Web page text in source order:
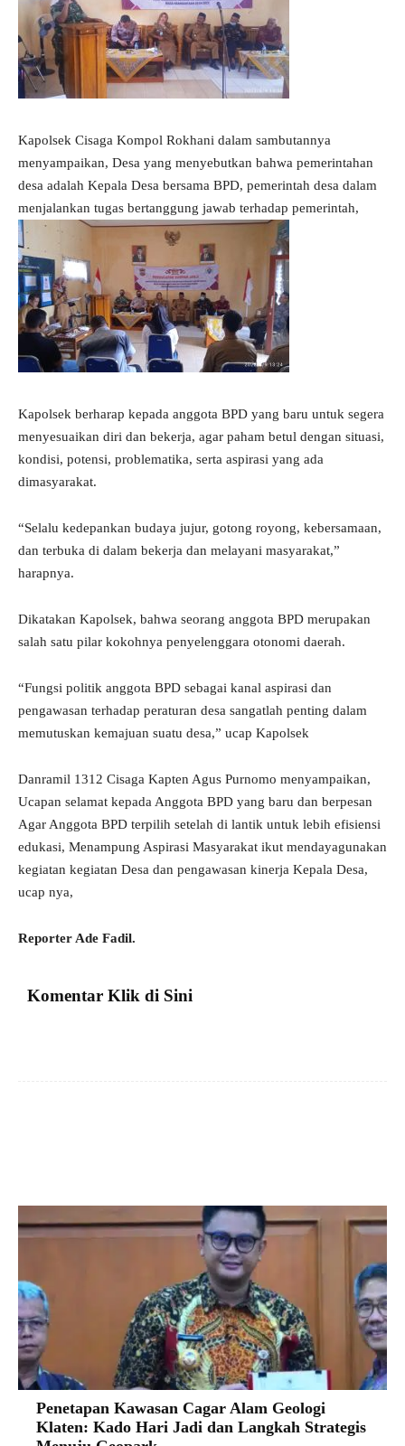
Kapolsek Cisaga Kompol Rokhani dalam sambutannya
menyampaikan, Desa yang menyebutkan bahwa pemerintahan
desa adalah Kepala Desa bersama BPD, pemerintah desa dalam
menjalankan tugas bertanggung jawab terhadap pemerintah,
Kapolsek berharap kepada anggota BPD yang baru untuk segera
menyesuaikan diri dan bekerja, agar paham betul dengan situasi,
kondisi, potensi, problematika, serta aspirasi yang ada
dimasyarakat.
“Selalu kedepankan budaya jujur, gotong royong, kebersamaan,
dan terbuka di dalam bekerja dan melayani masyarakat,”
harapnya.
Dikatakan Kapolsek, bahwa seorang anggota BPD merupakan
salah satu pilar kokohnya penyelenggara otonomi daerah.
“Fungsi politik anggota BPD sebagai kanal aspirasi dan
pengawasan terhadap peraturan desa sangatlah penting dalam
memutuskan kemajuan suatu desa,” ucap Kapolsek
Danramil 1312 Cisaga Kapten Agus Purnomo menyampaikan,
Ucapan selamat kepada Anggota BPD yang baru dan berpesan
Agar Anggota BPD terpilih setelah di lantik untuk lebih efisiensi
edukasi, Menampung Aspirasi Masyarakat ikut mendayagunakan
kegiatan kegiatan Desa dan pengawasan kinerja Kepala Desa,
ucap nya,
Reporter Ade Fadil.
Komentar Klik di Sini
Penetapan Kawasan Cagar Alam Geologi
Klaten: Kado Hari Jadi dan Langkah Strategis